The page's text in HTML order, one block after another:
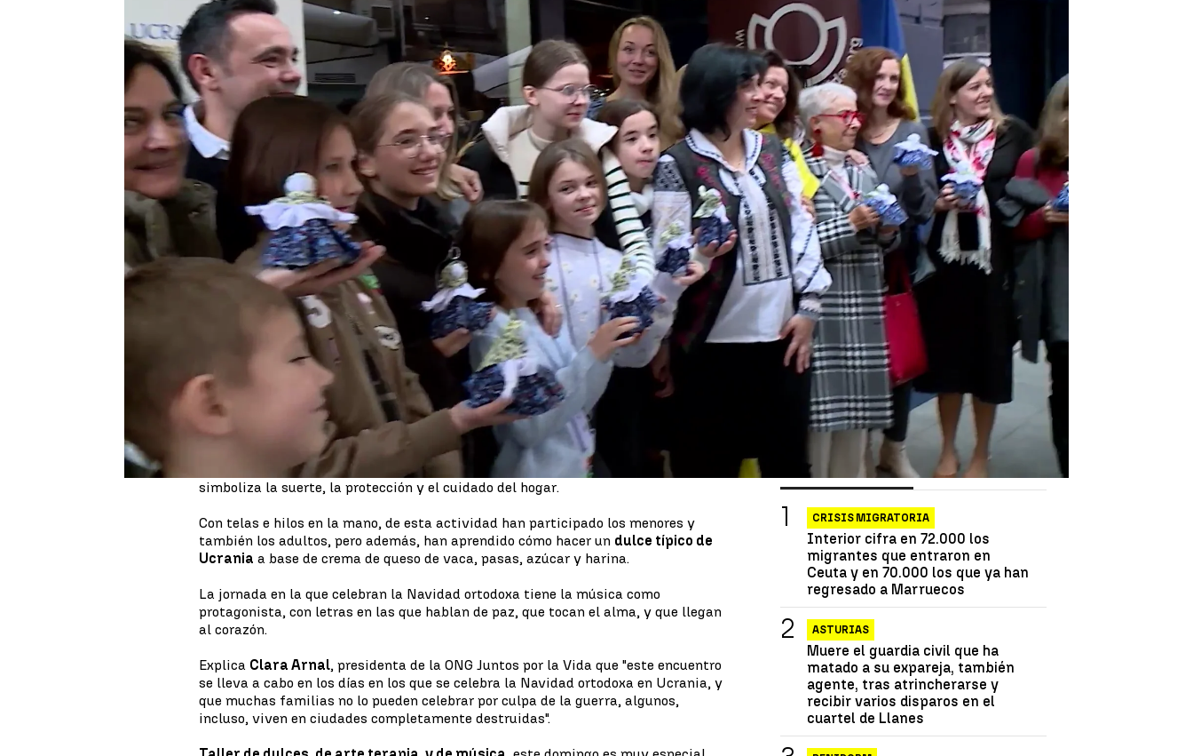
Isabel Goyanes
Publicado: 08 de enero de 2023, 21:08 WhatsappFacebook
X Linkedin
Llegaron el pasado 8 de diciembre aValenciahuyendo de las bombas y la
. Aquí los han acogido un grupo de familias que colaboran con la ONG
Juntos por la Vida
Los niños y niñas que tienen entre 6 y 12 años, están pasando unos días en
Valencia, junto al mar, han hecho visitas culturales y turísticas, y han disfrutado
también de las fiestas de Navidad y de la cabalgata y los regalos de Reyes
Hoy han dedicado la jornada a realizar manualidades, en concreto, una
muñeca
que cosían las madres ucranianas antiguamente para sus hijos y que
simboliza la suerte, la protección y el cuidado del hogar.
Con telas e hilos en la mano, de esta actividad han participado los menores y
también los adultos, pero además, han aprendido cómo hacer un dulce típico de
Ucrania a base de crema de queso de vaca, pasas, azúcar y harina.
La jornada en la que celebran la Navidad ortodoxa tiene la música como
protagonista, con letras en las que hablan de paz, que tocan el alma, y que llegan
al corazón.
Explica Clara Arnal, presidenta de la ONG Juntos por la Vida que "este encuentro
se lleva a cabo en los días en los que se celebra la Navidad ortodoxa en Ucrania, y
que muchas familias no lo pueden celebrar por culpa de la guerra, algunos,
incluso, viven en ciudades completamente destruidas".
Las más vistas Lo último
CRISIS MIGRATORIA
Interior cifra en 72.000 los
migrantes que entraron en
Ceuta y en 70.000 los que ya han
regresado a Marruecos
ASTURIAS
Muere el guardia civil que ha
matado a su expareja, también
agente, tras atrincherarse y
recibir varios disparos en el
cuartel de Llanes